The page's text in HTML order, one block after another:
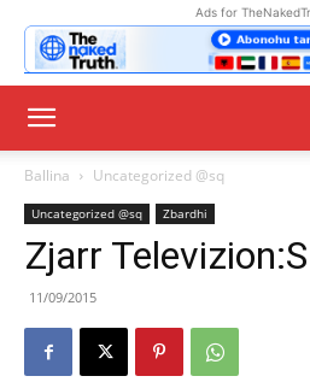
Ads for
Ballina Uncategorized @sq
Uncategorized @sq Zbardhi
Zjarr
11/09/2015